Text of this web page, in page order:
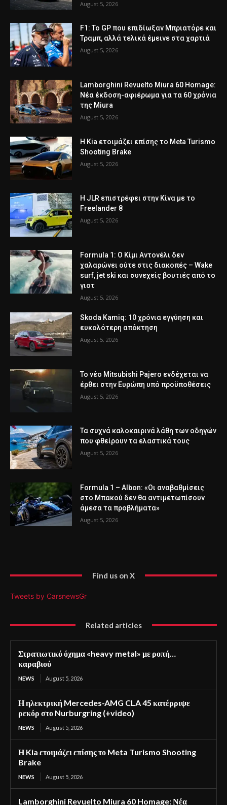
August 5, 2026
F1: Το GP που επιδίωξαν Μπριατόρε και
Τραμπ, αλλά τελικά έμεινε στα χαρτιά
August 5, 2026
Lamborghini Revuelto Miura 60 Homage:
Νέα έκδοση-αφιέρωμα για τα 60 χρόνια
της Miura
August 5, 2026
Η Kia ετοιμάζει επίσης το Meta Turismo
Shooting Brake
August 5, 2026
Η JLR επιστρέφει στην Κίνα με το
Freelander 8
August 5, 2026
Formula 1: Ο Κίμι Αντονέλι δεν
χαλαρώνει ούτε στις διακοπές – Wake
surf, jet ski και συνεχείς βουτιές από το
γιοτ
August 5, 2026
Skoda Kamiq: 10 χρόνια εγγύηση και
ευκολότερη απόκτηση
August 5, 2026
Το νέο Mitsubishi Pajero ενδέχεται να
έρθει στην Ευρώπη υπό προϋποθέσεις
August 5, 2026
Τα συχνά καλοκαιρινά λάθη των οδηγών
που φθείρουν τα ελαστικά τους
August 5, 2026
Formula 1 – Albon: «Οι αναβαθμίσεις
στο Μπακού δεν θα αντιμετωπίσουν
άμεσα τα προβλήματα»
August 5, 2026
Find us on X
Tweets by CarsnewsGr
Related articles
Στρατιωτικό όχημα «heavy metal» με ροπή…
καραβιού
NEWS August 5, 2026
Η ηλεκτρική Mercedes-AMG CLA 45 κατέρριψε
ρεκόρ στο Nurburgring (+video)
NEWS August 5, 2026
Η Kia ετοιμάζει επίσης το Meta Turismo Shooting
Brake
NEWS August 5, 2026
Lamborghini Revuelto Miura 60 Homage: Νέα